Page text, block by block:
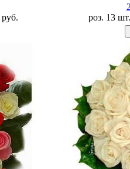
руб.
роз. 13